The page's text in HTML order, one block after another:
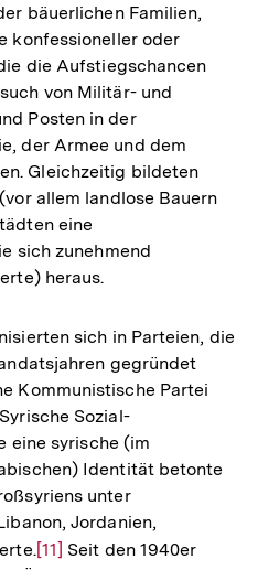
bäuerlichen Familien,
konfessioneller oder
die Aufstiegschancen
von Militär- und
Posten in der
der Armee und dem
Gleichzeitig bildeten
allem landlose Bauern
eine
sich zunehmend
heraus.
sich in Parteien, die
gegründet
Kommunistische Partei
Sozial-
eine syrische (im
Identität betonte
unter
Jordanien,
Zur
[11] Seit den 1940er